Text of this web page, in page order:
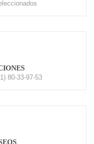
80-33-97-53